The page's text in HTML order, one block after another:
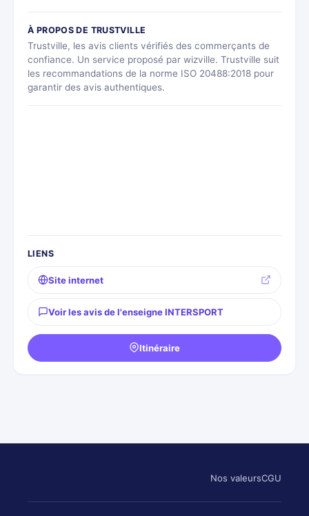
À PROPOS DE TRUSTVILLE
Trustville, les avis clients vérifiés des commerçants de
confiance. Un service proposé par wizville. Trustville suit
les recommandations de la norme ISO 20488:2018 pour
garantir des avis authentiques.
LIENS
Site internet
Voir les avis de l'enseigne INTERSPORT
Itinéraire
Nos valeursCGU